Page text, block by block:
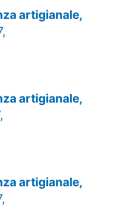
artigianale,
artigianale,
artigianale,